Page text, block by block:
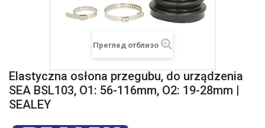
Преглед отблизо
Elastyczna osłona przegubu, do urządzenia
SEA BSL103, O1: 56-116mm, O2: 19-28mm |
SEALEY